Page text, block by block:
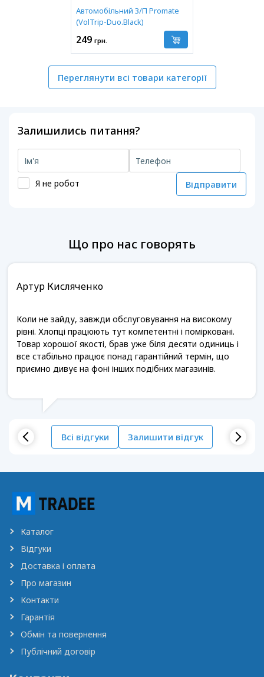
Автомобільний З/П Promate
(VolTrip-Duo.Black)
249 грн.
Переглянути всі товари категорії
Залишились питання?
Я не робот Відправити
Що про нас говорять
Артур Кисляченко
Коли не зайду, завжди обслуговування на високому
рівні. Хлопці працюють тут компетентні і помірковані.
Товар хорошої якості, брав уже біля десяти одиниць і
все стабільно працює понад гарантійний термін, що
приємно дивує на фоні інших подібних магазинів.
Всі відгуки Залишити відгук
Каталог
Відгуки
Доставка і оплата
Про магазин
Контакти
Гарантія
Обмін та повернення
Публічний договір